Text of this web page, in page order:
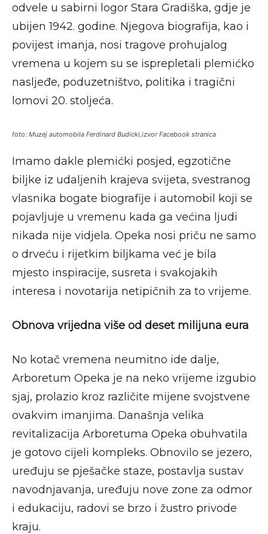
odvele u sabirni logor Stara Gradiška, gdje je
ubijen 1942. godine. Njegova biografija, kao i
povijest imanja, nosi tragove prohujalog
vremena u kojem su se isprepletali plemićko
nasljeđe, poduzetništvo, politika i tragični
lomovi 20. stoljeća.
foto: Muzej automobila Ferdinard Budicki,izvor Facebook stranica
Imamo dakle plemićki posjed, egzotične
biljke iz udaljenih krajeva svijeta, svestranog
vlasnika bogate biografije i automobil koji se
pojavljuje u vremenu kada ga većina ljudi
nikada nije vidjela. Opeka nosi priču ne samo
o drveću i rijetkim biljkama već je bila
mjesto inspiracije, susreta i svakojakih
interesa i novotarija netipičnih za to vrijeme.
Obnova vrijedna više od deset milijuna eura
No kotač vremena neumitno ide dalje,
Arboretum Opeka je na neko vrijeme izgubio
sjaj, prolazio kroz različite mijene svojstvene
ovakvim imanjima. Današnja velika
revitalizacija Arboretuma Opeka obuhvatila
je gotovo cijeli kompleks. Obnovilo se jezero,
uređuju se pješačke staze, postavlja sustav
navodnjavanja, uređuju nove zone za odmor
i edukaciju, radovi se brzo i žustro privode
kraju.